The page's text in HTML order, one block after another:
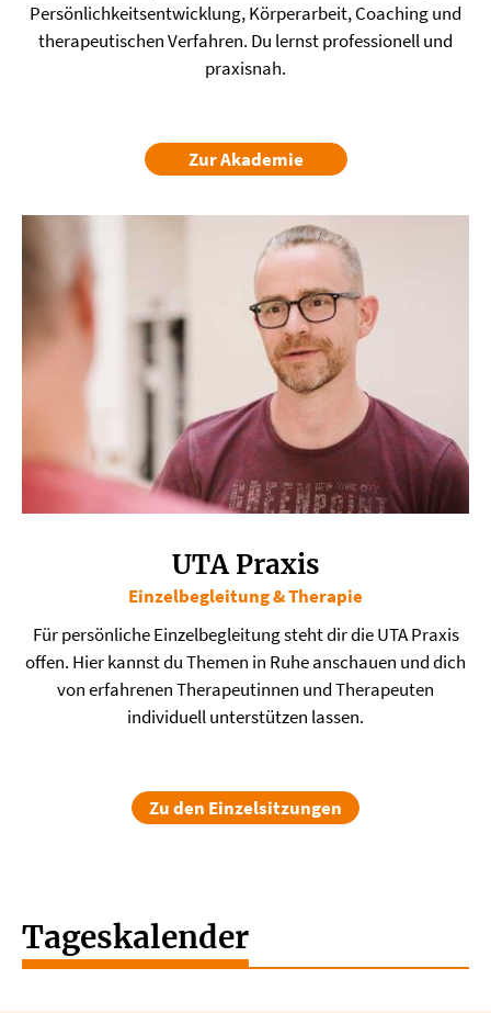
Persönlichkeitsentwicklung, Körperarbeit, Coaching und
therapeutischen Verfahren. Du lernst professionell und
praxisnah.
Zur Akademie
UTA Praxis
Einzelbegleitung & Therapie
​Für persönliche Einzelbegleitung steht dir die UTA Praxis
offen. Hier kannst du Themen in Ruhe anschauen und dich
von erfahrenen Therapeutinnen und Therapeuten
individuell unterstützen lassen.
Zu den Einzelsitzungen
Tageskalender